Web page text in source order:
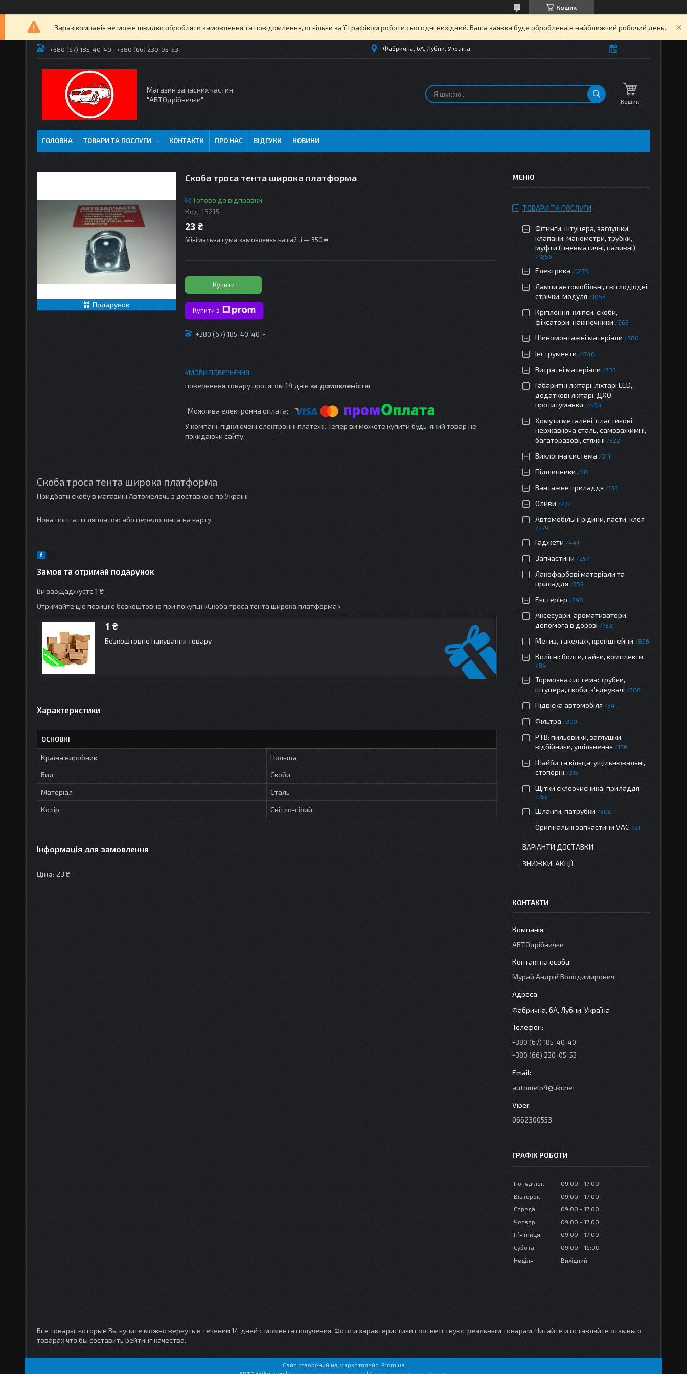
Кошик
Зараз компанія не може швидко обробляти замовлення та повідомлення, оскільки за її графіком роботи сьогодні вихідний. Ваша заявка буде оброблена в найближчий робочий день.
+380 (67) 185-40-40 +380 (66) 230-05-53 Фабрична, 6А, Лубни, Україна
Магазин запасних частин
"АВТОдрібнички"
Кошик
ГОЛОВНА ТОВАРИ ТА ПОСЛУГИ КОНТАКТИ ПРО НАС ВІДГУКИ НОВИНИ
Подарунок
Скоба троса тента широка платформа
Готово до відправки
Код: 13215
23 ₴
Мінімальна сума замовлення на сайті — 350 ₴
Купити
Купити з
+380 (67) 185-40-40
повернення товару протягом 14 днів за домовленістю
У компанії підключені електронні платежі. Тепер ви можете купити будь-який товар не
покидаючи сайту.
Скоба троса тента широка платформа
Придбати скобу в магазині Автомелочь з доставкою по Україні
Нова пошта післяплатою або передоплата на карту.
Замов та отримай подарунок
Ви заощаджуєте 1 ₴
Отримайте цю позицію безкоштовно при покупці «Скоба троса тента широка платформа»
1 ₴
Безкоштовне пакування товару
Характеристики
ОСНОВНІ
Країна виробник
Польща
Вид
Скоби
Матеріал
Сталь
Колір
Світло-сірий
Інформація для замовлення
Ціна: 23 ₴
ТОВАРИ ТА ПОСЛУГИ
Фітинги, штуцера, заглушки,
клапани, манометри, трубки,
муфти (пневматичні, паливні)
1856
Електрика 1235
Лампи автомобільні, світлодіодні:
стрічки, модуля
1053
Кріплення: кліпси, скоби,
фіксатори, накінечники
563
Шиномонтажні матеріали 380
Інструменти 1740
Витратні матеріали 633
Габаритні ліхтарі, ліхтарі LED,
додаткові ліхтарі, ДХО,
протитуманки.
404
Хомути металеві, пластикові,
нержавіюча сталь, самозажимні,
багаторазові, стяжні
322
Вихлопна система 311
Підшипники 28
Вантажне приладдя 133
Оливи 277
Автомобільні рідини, пасти, клея
579
Гаджети 441
Запчастини 257
Лакофарбові матеріали та
приладдя
259
Екстер'єр 298
Аксесуари, ароматизатори,
допомога в дорозі
733
Метиз, такелаж, кронштейни 856
Колісні: болти, гайки, комплекти
84
Тормозна система: трубки,
штуцера, скоби, з'єднувачі
200
Підвіска автомобіля 34
Фільтра 309
РТВ: пильовики, заглушки,
відбійники, ущільнення
136
Шайби та кільца: ущільнювальні,
стопорні
315
Щітки склоочисника, приладдя
155
Шланги, патрубки 300
Оригінальні запчастини VAG 21
ВАРІАНТИ ДОСТАВКИ
ЗНИЖКИ, АКЦІЇ
КОНТАКТИ
АВТОдрібнички
Мурай Андрій Володимирович
Фабрична, 6А, Лубни, Україна
+380 (67) 185-40-40
+380 (66) 230-05-53
automelo4@ukr.net
0662300553
ГРАФІК РОБОТИ
Понеділок 09:00
17:00
Вівторок
09:00
17:00
Середа
09:00
17:00
Четвер
09:00
17:00
Пʼятниця
09:00
17:00
Субота
09:00
16:00
Неділя
Вихідний
Все товары, которые Вы купите можно вернуть в течении 14 дней с момента получения. Фото и характеристики соответствуют реальным товарам. Читайте и оставляйте отзывы о
товарах что бы составить рейтинг качества.
Сайт створений на маркетплейсі Prom.ua